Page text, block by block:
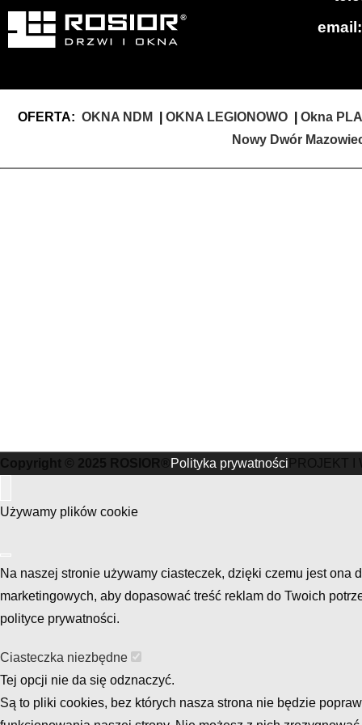
OFERTA: OKNA NDM OKNA LEGIONOWO| Okna
Nowy Dwór
Copyright © 2025 ROSIOR® Polityka prywatności PROJEKT
Używamy plików cookie
Na naszej stronie używamy ciasteczek, dzięki czemu jest
marketingowych, aby dopasować treść reklam do Twoich
polityce prywatności.
Ciasteczka niezbędne
Tej opcji nie da się odznaczyć.
Są to pliki cookies, bez których nasza strona nie będzie